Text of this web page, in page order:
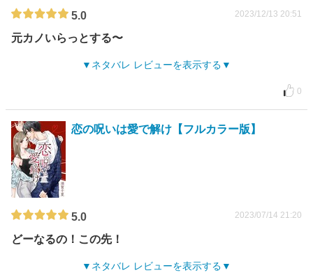
5.0 2023/12/13 20:51
元カノいらっとする〜
ネタバレ レビューを表示する
0
恋の呪いは愛で解け【フルカラー版】
5.0 2023/07/14 21:20
どーなるの！この先！
ネタバレ レビューを表示する